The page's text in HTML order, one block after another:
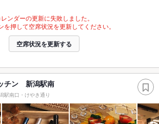
ンダーの更新に失敗しました。
を押して空席状況を更新してください。
空席状況を更新する
チン 新潟駅南
駅南口・けやき通り